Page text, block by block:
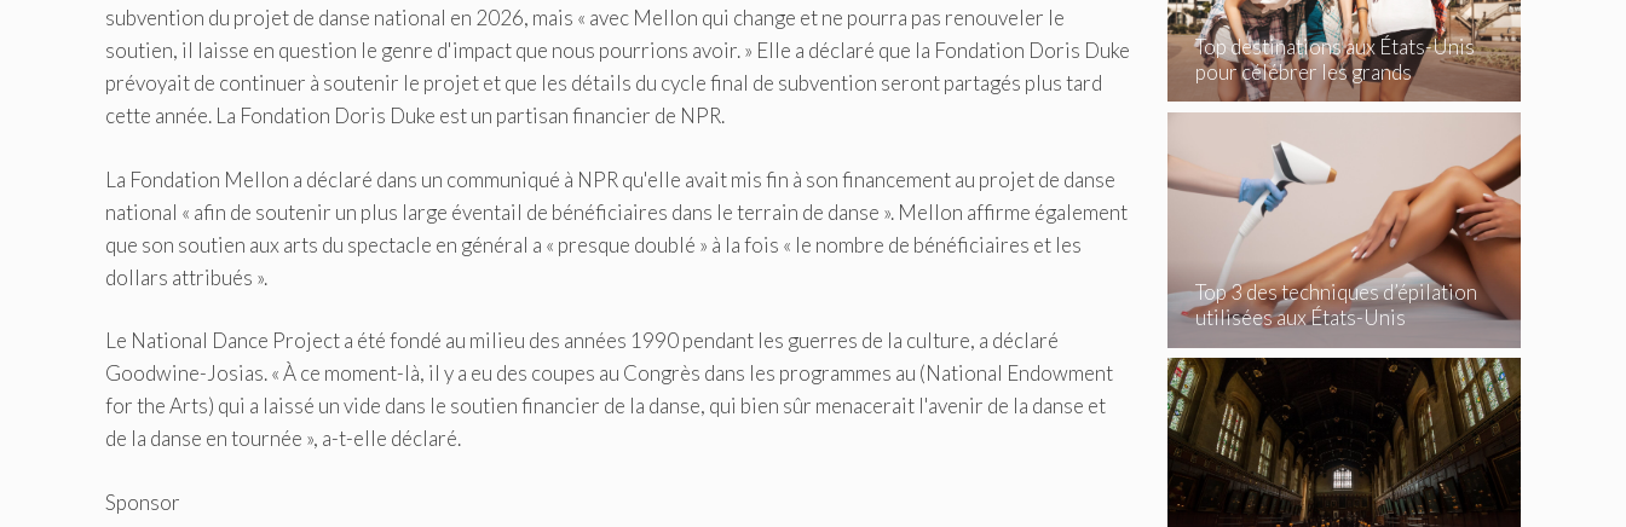
subvention du projet de danse national en 2026, mais « avec Mellon qui change et ne pourra pas renouveler le
soutien, il laisse en question le genre d'impact que nous pourrions avoir. » Elle a déclaré que la Fondation Doris Duke
prévoyait de continuer à soutenir le projet et que les détails du cycle final de subvention seront partagés plus tard
cette année. La Fondation Doris Duke est un partisan financier de NPR.
La Fondation Mellon a déclaré dans un communiqué à NPR qu'elle avait mis fin à son financement au projet de danse
national « afin de soutenir un plus large éventail de bénéficiaires dans le terrain de danse ». Mellon affirme également
que son soutien aux arts du spectacle en général a « presque doublé » à la fois « le nombre de bénéficiaires et les
dollars attribués ».
Le National Dance Project a été fondé au milieu des années 1990 pendant les guerres de la culture, a déclaré
Goodwine-Josias. « À ce moment-là, il y a eu des coupes au Congrès dans les programmes au (National Endowment
for the Arts) qui a laissé un vide dans le soutien financier de la danse, qui bien sûr menacerait l'avenir de la danse et
de la danse en tournée », a-t-elle déclaré.
Sponsor
Top destinations aux États-Unis
pour célébrer les grands
événements
Top 3 des techniques d’épilation
utilisées aux États-Unis